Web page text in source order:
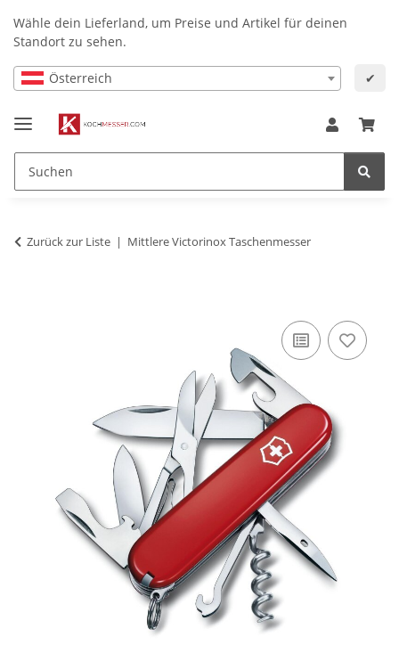
Wähle dein Lieferland, um Preise und Artikel für deinen
Standort zu sehen.
Österreich ✔
Zurück zur Liste Mittlere Victorinox Taschenmesser